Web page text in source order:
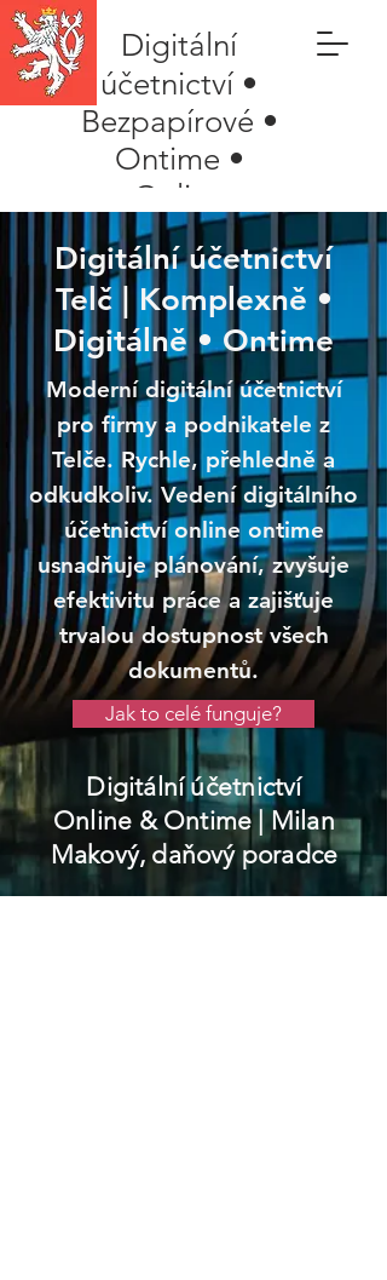
Digitální
účetnictví •
Bezpapírové •
Ontime •
Online
Digitální účetnictví
Telč | Komplexně •
Digitálně • Ontime
Moderní digitální účetnictví
pro firmy a podnikatele z
Telče. Rychle, přehledně a
odkudkoliv. Vedení digitálního
účetnictví online ontime
usnadňuje plánování, zvyšuje
efektivitu práce a zajišťuje
trvalou dostupnost všech
dokumentů.
Jak to celé funguje?
Digitální účetnictví
Online & Ontime| Milan
Makový, daňový poradce